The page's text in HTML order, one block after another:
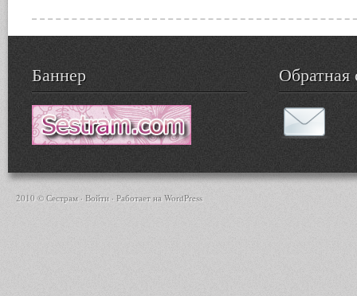
Баннер Обратная
2010 © Сестрам · Войти · Работает на WordPress